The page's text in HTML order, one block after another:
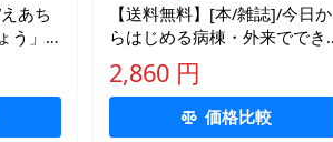
あち
」
【送料無料】[本/雑誌]/今日か
らはじめる病棟・外来ででき
る糖尿病看護 血糖マネジメン
ト&amp;セルフケアサポート/
柏崎純子/編集
2,860 円
価格比較